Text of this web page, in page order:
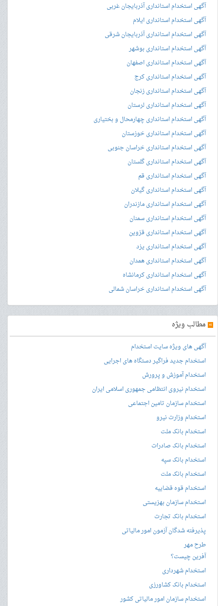
آگهی استخدام استانداری آذربایجان غربی
آگهی استخدام استانداری ایلام
آگهی استخدام استانداری آذربایجان شرقی
آگهی استخدام استانداری بوشهر
آگهی استخدام استانداری اصفهان
آگهی استخدام استانداری کرج
آگهی استخدام استانداری زنجان
آگهی استخدام استانداری لرستان
آگهی استخدام استانداری چهارمحال و بختیاری
آگهی استخدام استانداری خوزستان
آگهی استخدام استانداری خراسان جنوبی
آگهی استخدام استانداری گلستان
آگهی استخدام استانداری قم
آگهی استخدام استانداری گیلان
آگهی استخدام استانداری مازندران
آگهی استخدام استانداری سمنان
آگهی استخدام استانداری قزوین
آگهی استخدام استانداری یزد
آگهی استخدام استانداری همدان
آگهی استخدام استانداری کرمانشاه
آگهی استخدام استانداری خراسان شمالی
» مطالب ویژه
آگهی های ویژه سایت استخدام
استخدام جدید فراگیر دستگاه های اجرایی
استخدام آموزش و پرورش
استخدام نیروی انتظامی جمهوری اسلامی ایران
استخدام سازمان تامین اجتماعی
استخدام وزارت نیرو
استخدام بانک ملت
استخدام بانک صادرات
استخدام بانک سپه
استخدام بانک ملت
استخدام قوه قضاییه
استخدام سازمان بهزیستی
استخدام بانک تجارت
پذیرفته شدگان آزمون امور مالیاتی
طرح مهر
آفرین چیست؟
استخدام شهرداری
استخدام بانک کشاورزی
استخدام سازمان امور مالیاتی کشور